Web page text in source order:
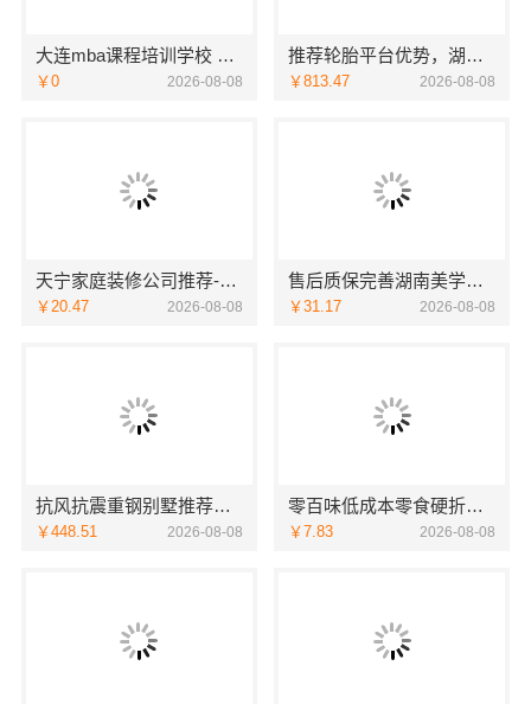
大连mba课程培训学校 社科赛斯MBA考研定制专业辅导规划
￥0 2026-08-08
推荐轮胎平台优势，湖北省腾冠畅实业贸易有限公司引领
￥813.47 2026-08-08
天宁家庭装修公司推荐-宜居佳专业团队
￥20.47 2026-08-08
售后质保完善湖南美学筑家公司软装配套湖南美学筑家
￥31.17 2026-08-08
抗风抗震重钢别墅推荐，云南晟构建筑建材有限公司懂云南气候
￥448.51 2026-08-08
零百味低成本零食硬折扣适配全场景，河南零百味供应链有限公司
￥7.83 2026-08-08